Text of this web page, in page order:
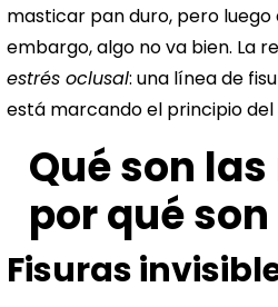
masticar pan duro, pero
embargo, algo no va bien. La
estrés oclusal: una línea de
está marcando el principio
Qué son
por qué
Fisuras